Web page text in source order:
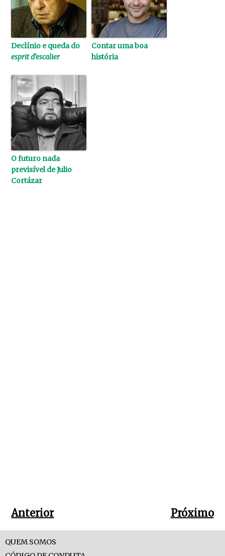
Declínio e queda do
esprit d’escalier
Contar uma boa
história
O futuro nada
previsível de Julio
Cortázar
Anterior Próximo
QUEM SOMOS